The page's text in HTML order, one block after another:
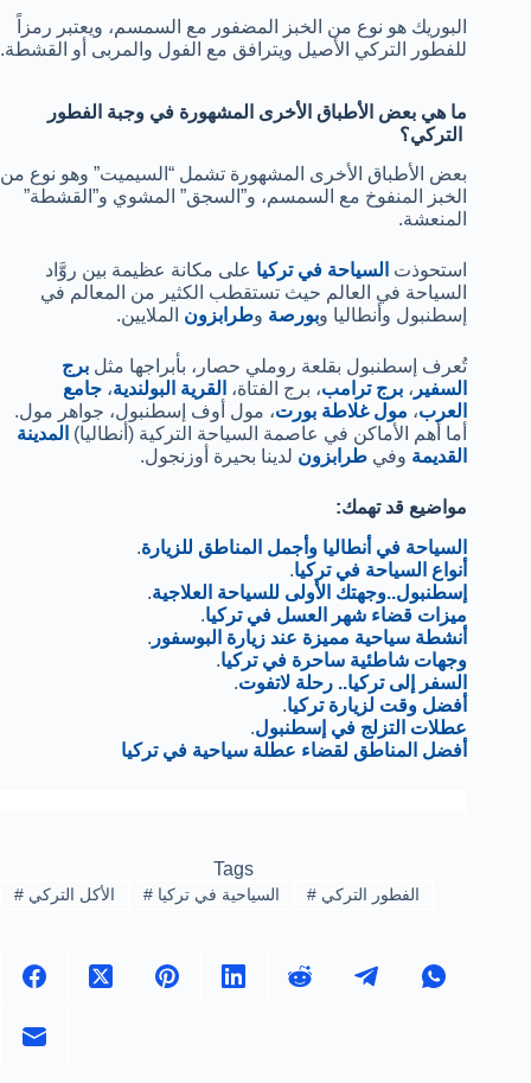
البوريك هو نوع من الخبز المضفور مع السمسم، ويعتبر رمزاً
للفطور التركي الأصيل ويترافق مع الفول والمربى أو القشطة.
ما هي بعض الأطباق الأخرى المشهورة في وجبة الفطور
بعض الأطباق الأخرى المشهورة تشمل “السيميت” وهو نوع من
الخبز المنفوخ مع السمسم، و”السجق” المشوي و”القشطة”
المنعشة.
استحوذت السياحة في تركيا على مكانة عظيمة بين روَّاد
السياحة في العالم حيث تستقطب الكثير من المعالم في
إسطنبول وأنطاليا وبورصة وطرابزون الملايين.
تُعرف إسطنبول بقلعة روملي حصار، بأبراجها مثل برج
السفير ، برج ترامب، برج الفتاة، القرية البولندية، جامع
العرب، مول غلاطة بورت، مول أوف إسطنبول، جواهر مول.
أما أهم الأماكن في عاصمة السياحة التركية (أنطاليا) المدينة
القديمة وفي طرابزون لدينا بحيرة أوزنجول.
:مواضيع قد تهمك
السياحة في أنطاليا وأجمل المناطق للزيارة.
أنواع السياحة في تركيا.
إسطنبول..وجهتك الأولى للسياحة العلاجية.
ميزات قضاء شهر العسل في تركيا.
أنشطة سياحية مميزة عند زيارة البوسفور .
وجهات شاطئية ساحرة في تركيا.
السفر إلى تركيا.. رحلة لاتفوت.
أفضل وقت لزيارة تركيا.
عطلات التزلج في إسطنبول.
أفضل المناطق لقضاء عطلة سياحية في تركيا
Tags
# الأكل التركي # السياحية في تركيا # الفطور التركي